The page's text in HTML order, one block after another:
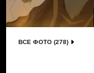
ВСЕ ФОТО (278)